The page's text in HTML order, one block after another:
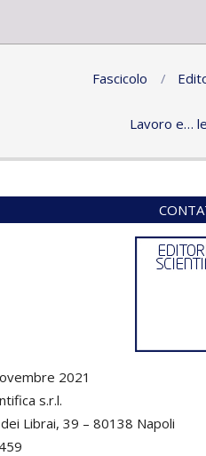
Fascicolo
Lavoro e…
2021
s.r.l.
Librai, 39 – 80138 Napoli